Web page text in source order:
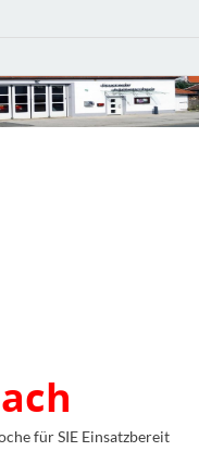
für SIE Einsatzbereit